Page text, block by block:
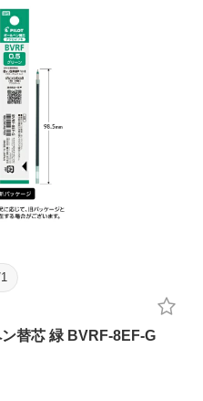
1
替芯 緑 BVRF-8EF-G